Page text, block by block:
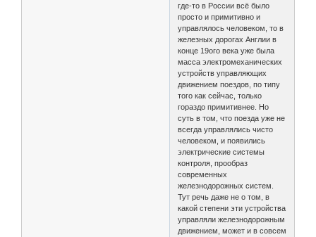
где-то в России всё было
просто и примитивно и
управлялось человеком, то в
железных дорогах Англии в
конце 19ого века уже была
масса электромеханических
устройств управляющих
движением поездов, по типу
того как сейчас, только
гораздо примитивнее. Но
суть в том, что поезда уже не
всегда управлялись чисто
человеком, и появились
электрические системы
контроля, прообраз
современных
железнодорожных систем.
Тут речь даже не о том, в
какой степени эти устройства
управляли железнодорожным
движением, может и в совсем